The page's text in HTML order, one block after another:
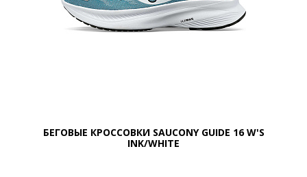
БЕГОВЫЕ КРОССОВКИ SAUCONY GUIDE 16 W'S
INK/WHITE